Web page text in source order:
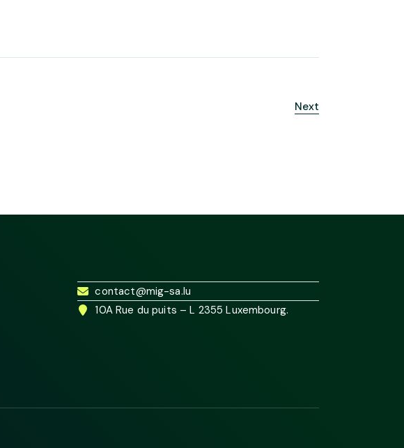
Next
contact@mig-sa.lu
10A Rue du puits – L 2355 Luxembourg.